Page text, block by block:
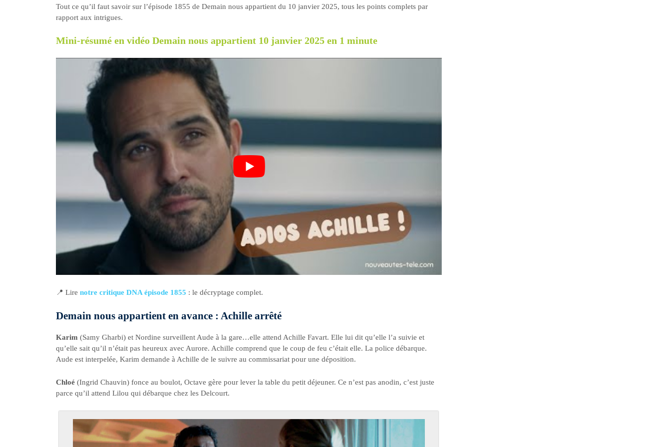
Tout ce qu’il faut savoir sur l’épisode 1855 de Demain nous appartient du 10 janvier 2025, tous les points complets par
rapport aux intrigues.
Mini-résumé en vidéo Demain nous appartient 10 janvier 2025 en 1 minute
📍 Lire notre critique DNA épisode 1855 : le décryptage complet.
Demain nous appartient en avance : Achille arrêté
Karim (Samy Gharbi) et Nordine surveillent Aude à la gare…elle attend Achille Favart. Elle lui dit qu’elle l’a suivie et
qu’elle sait qu’il n’était pas heureux avec Aurore. Achille comprend que le coup de feu c’était elle. La police débarque.
Aude est interpelée, Karim demande à Achille de le suivre au commissariat pour une déposition.
Chloé (Ingrid Chauvin) fonce au boulot, Octave gère pour lever la table du petit déjeuner. Ce n’est pas anodin, c’est juste
parce qu’il attend Lilou qui débarque chez les Delcourt.